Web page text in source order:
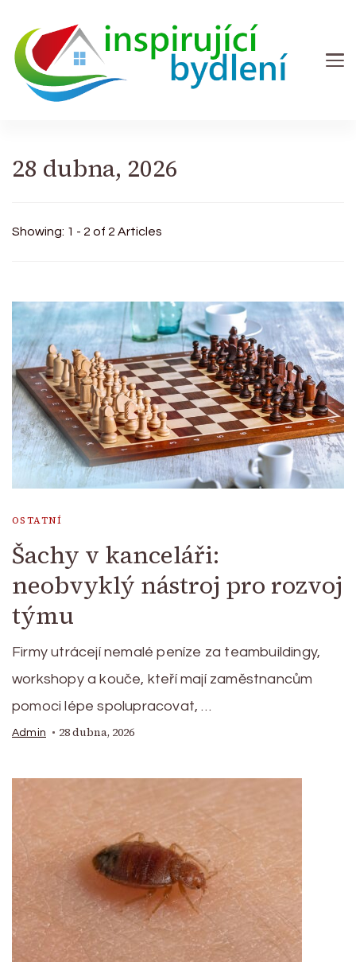
28 dubna, 2026
Showing: 1 - 2 of 2 Articles
OSTATNÍ
Šachy v kanceláři:
neobvyklý nástroj pro rozvoj
týmu
Firmy utrácejí nemalé peníze za teambuildingy,
workshopy a kouče, kteří mají zaměstnancům
pomoci lépe spolupracovat, …
Admin 28 dubna, 2026